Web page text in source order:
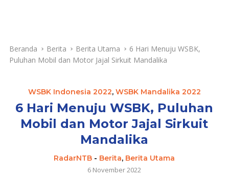
Beranda Berita Berita Utama
6 Hari Menuju WSBK,
Puluhan Mobil dan Motor Jajal Sirkuit Mandalika
WSBK Indonesia 2022, WSBK Mandalika 2022
6 Hari Menuju WSBK, Puluhan
Mobil dan Motor Jajal Sirkuit
Mandalika
RadarNTB - Berita, Berita Utama
6 November 2022